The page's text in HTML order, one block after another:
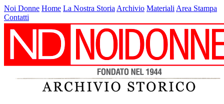
Noi Donne Home La Nostra Storia Archivio Materiali Area Stampa
Contatti